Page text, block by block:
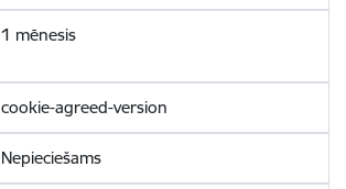
1 mēnesis
cookie-agreed-version
Nepieciešams